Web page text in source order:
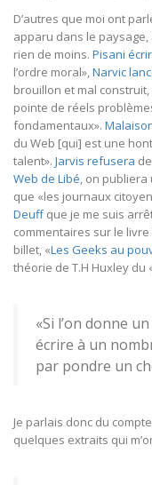
D’autres que moi ont
apparu dans le paysage,
rien de moins. Pisani
l’ordre moral»,Narvic
brouillon et mal
pointe de réels
fondamentaux».
du Web [qui] est une
talent». Jarvis refusera
Web de Libé, on
que «les journaux
Deuffque je me suis
commentaires sur le
billet, «Les Geeks au
théorie de T.H Huxley du
«Si l’on donne
écrire à un
par pondre un
Je parlais donc du
quelques extraits qui